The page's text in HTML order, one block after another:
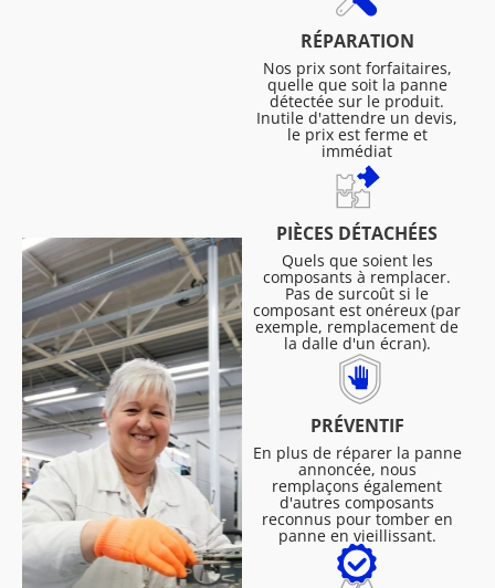
RÉPARATION
Nos prix sont forfaitaires,
quelle que soit la panne
détectée sur le produit.
Inutile d'attendre un devis,
le prix est ferme et
immédiat
PIÈCES DÉTACHÉES
Quels que soient les
composants à remplacer.
Pas de surcoût si le
composant est onéreux (par
exemple, remplacement de
la dalle d'un écran).
PRÉVENTIF
En plus de réparer la panne
annoncée, nous
remplaçons également
d'autres composants
reconnus pour tomber en
panne en vieillissant.